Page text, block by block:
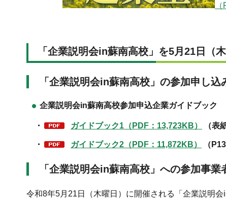
「企業説明会in蘇南高校」を5月21日（
「企業説明会in蘇南高校」の参加申し
企業説明会in蘇南高校参加申込企業ガイドブック
・ ガイドブック1（PDF：13,723KB） （表
・ ガイドブック2（PDF：11,872KB） （
「企業説明会in蘇南高校」への参加事業
令和8年5月21日（木曜日）に開催される「企業説明